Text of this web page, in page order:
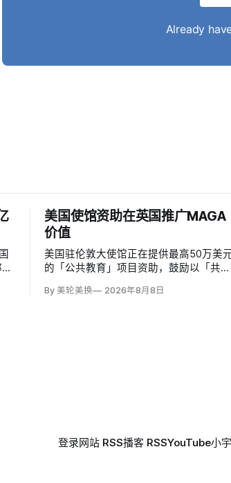
Already
美国使馆资助在英国推广MAGA
价值
美国驻伦敦大使馆正在提供最高50万美
的「公共教育」项目资助，鼓励以「共同
有限政府、正当程序、陪审团审判、财产
By 美轮美换 2026年8月8日
登录网站 RSS播客 RSSYouTube小